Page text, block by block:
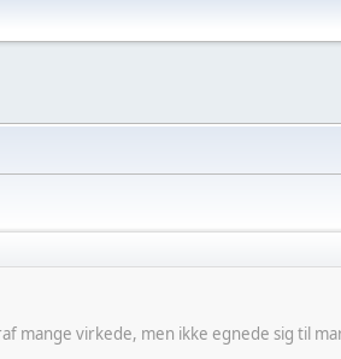
mange virkede, men ikke egnede sig til